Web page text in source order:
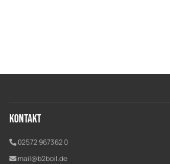
Kontakt
02572 967362 0
mail@b2boil.de